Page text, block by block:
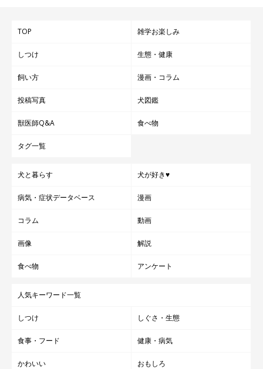
TOP 雑学お楽しみ
しつけ 生態・健康
飼い方 漫画・コラム
投稿写真 犬図鑑
獣医師Q&A 食べ物
タグ一覧
犬と暮らす 犬が好き♥
病気・症状データベース 漫画
コラム 動画
画像 解説
食べ物 アンケート
人気キーワード一覧
しつけ しぐさ・生態
食事・フード 健康・病気
かわいい おもしろ